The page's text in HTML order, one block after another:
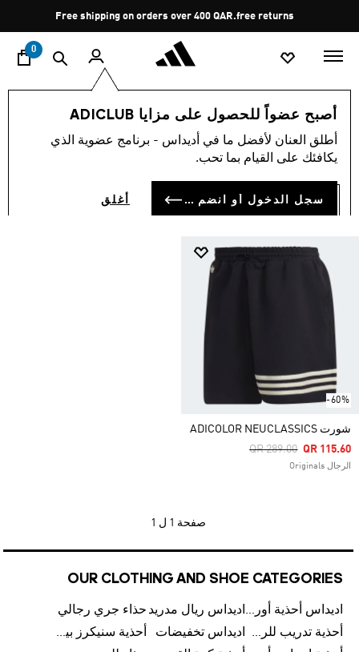
Pause
promotion
rotation
Free shipping on orders over 400 QAR.free returns
0
أصبح عضواً للحصول على مزايا ADICLUB
أطلق العنان لأفضل ما في أديداس - برنامج عضوية الذي
يكافئك على القيام بما تحب.
سجل الدخول أو انضم الآن أغلق
الرجال الرياضات حصري اونلاين
NULL (1)
-60%
شورت ADICOLOR NEUCLASSICS
Price Reduced From
QR 289.00ToQR 115.60
الرجال Originals
صفحة 1 ل 1
OUR CLOTHING AND SHOE CATEGORIES
اديداس أحذية أورجينالز اديداس ريال مدريد حذاء جري رجالي
أحذية تدريب للرجال
اديداس تخفيضات
أحذية سنيكرز بيضاء للرجال